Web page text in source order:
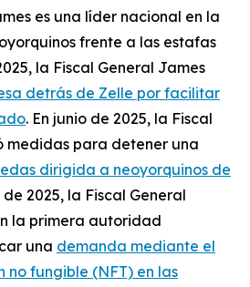
es una líder nacional en la
frente a las estafas
la Fiscal General James
detrás de Zelle por facilitar
. En junio de 2025, la Fiscal
medidas para detener una
dirigida a neoyorquinos de
de 2025, la Fiscal General
la primera autoridad
una demanda mediante el
no fungible (NFT) en las